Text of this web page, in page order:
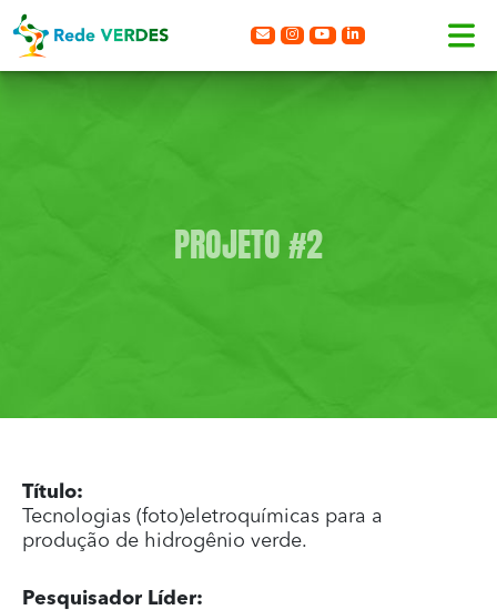
PROJETO #2
Título:
Tecnologias (foto)eletroquímicas para a
produção de hidrogênio verde.
Pesquisador Líder: